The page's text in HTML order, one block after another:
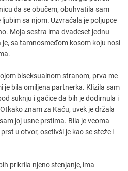
da se obučem, obuhvatila sam
sa njom. Uzvraćala je poljupce
Moja sestra ima dvadeset jednu
sa tamnosmeđom kosom koju nosi
biseksualnom stranom, prva me
je bila omiljena partnerka. Klizila sam
suknju i gaćice da bih je dodirnula i
znam za Kaću, uvek je držala
joj usne prstima. Bila je veoma
u otvor, osetivši je kao se steže i
prikrila njeno stenjanje, ima